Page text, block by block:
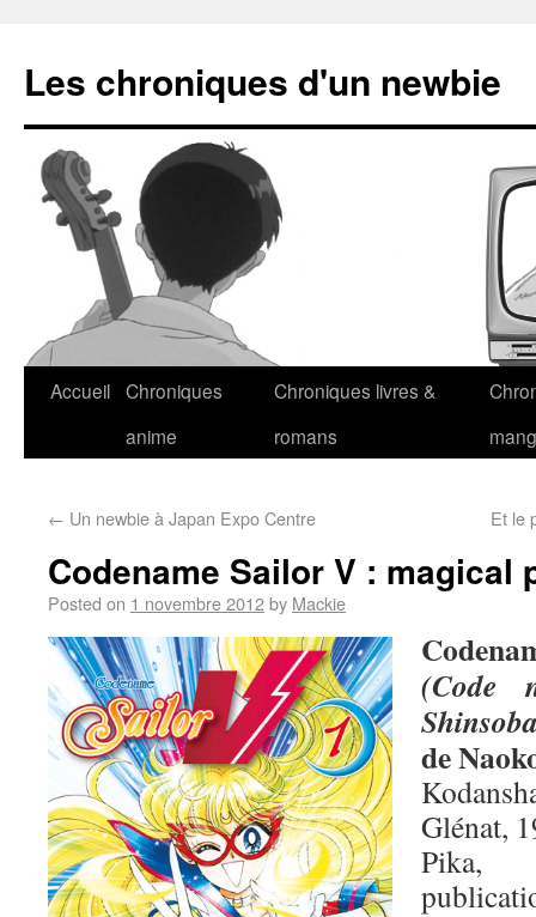
Les chroniques d'un newbie
Accueil Chroniques
anime
Chroniques livres &
romans
← Un newbie à Japan Expo Centre Et le
Codename Sailor V : magical
Posted on 1 novembre 2012by Mackie
(Code
de
Glénat,
Pika,